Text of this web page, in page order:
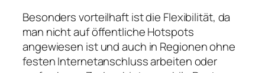
Besonders vorteilhaft ist die Flexibilität, da
man nicht auf öffentliche Hotspots
angewiesen ist und auch in Regionen ohne
festen Internetanschluss arbeiten oder